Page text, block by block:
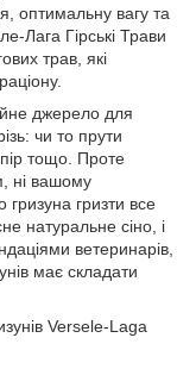
оптимальну вагу та
Лага Гірські Трави
трав, які
джерело для
чи то прути
тощо. Проте
ні вашому
гризти все
натуральне сіно, і
ветеринарів,
має складати
Versele-Laga